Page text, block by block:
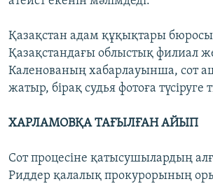
Қазақстан адам құқықтары
Қазақстандағы облыстық филиал
Каленованың хабарлауынша, сот
жатыр, бірақ судья фотоға
ХАРЛАМОВҚА ТАҒЫЛҒАН АЙЫП
Сот процесіне қатысушылардың
Риддер қалалық прокурорының